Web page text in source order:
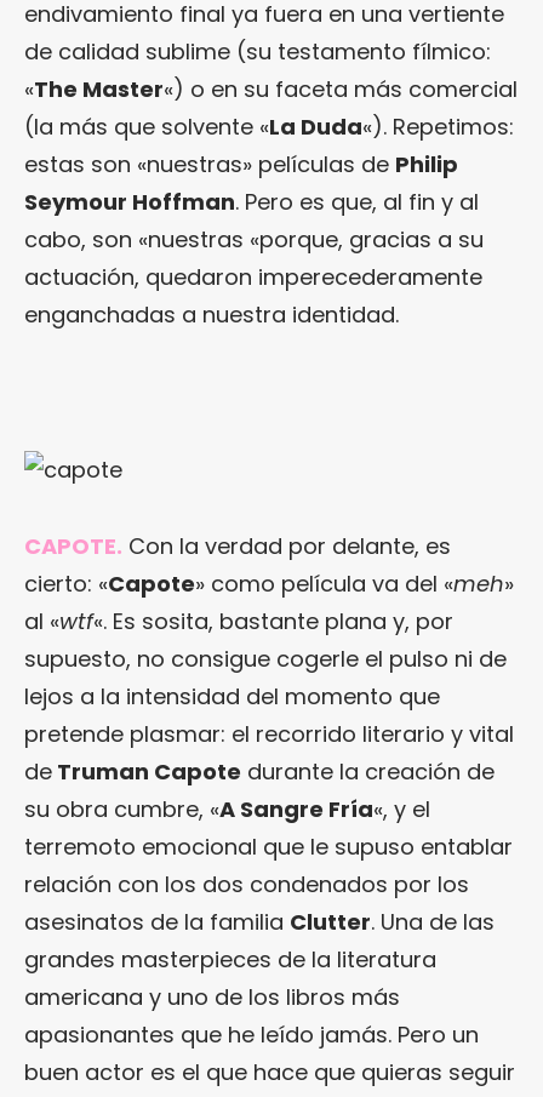
endivamiento final ya fuera en una vertiente
de calidad sublime (su testamento fílmico:
«The Master«) o en su faceta más comercial
(la más que solvente «La Duda«). Repetimos:
estas son «nuestras» películas de Philip
Seymour Hoffman. Pero es que, al fin y al
cabo, son «nuestras «porque, gracias a su
actuación, quedaron imperecederamente
enganchadas a nuestra identidad.
CAPOTE. Con la verdad por delante, es
cierto: «Capote» como película va del «meh»
al «wtf«. Es sosita, bastante plana y, por
supuesto, no consigue cogerle el pulso ni de
lejos a la intensidad del momento que
pretende plasmar: el recorrido literario y vital
de Truman Capote durante la creación de
su obra cumbre, «A Sangre Fría«, y el
terremoto emocional que le supuso entablar
relación con los dos condenados por los
asesinatos de la familia Clutter. Una de las
grandes masterpieces de la literatura
americana y uno de los libros más
apasionantes que he leído jamás. Pero un
buen actor es el que hace que quieras seguir